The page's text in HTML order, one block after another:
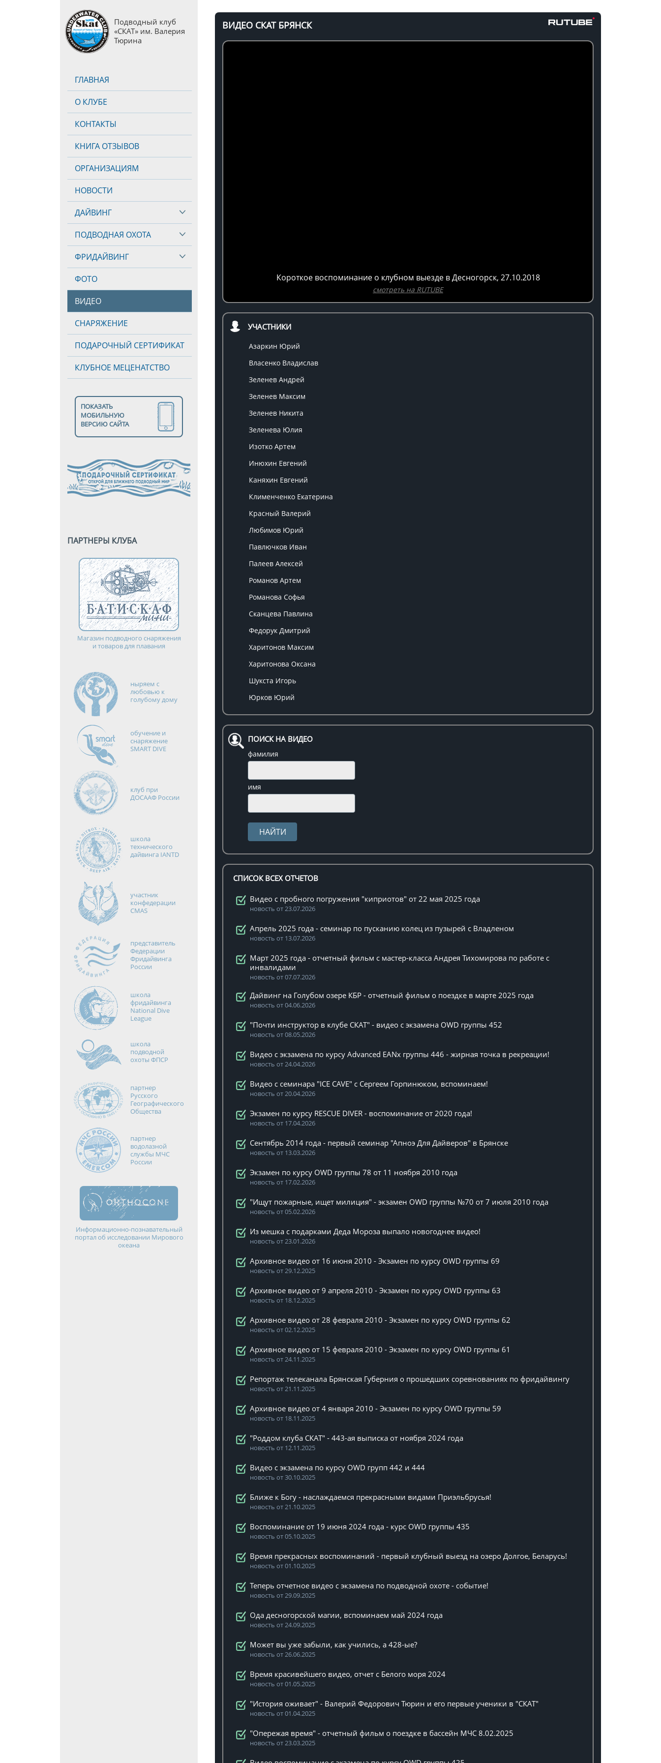
Подводный клуб
«СКАТ» им. Валерия
Тюрина
ГЛАВНАЯ
О КЛУБЕ
КОНТАКТЫ
КНИГА ОТЗЫВОВ
ОРГАНИЗАЦИЯМ
НОВОСТИ
ДАЙВИНГ
ПОДВОДНАЯ ОХОТА
ФРИДАЙВИНГ
ФОТО
ВИДЕО
СНАРЯЖЕНИЕ
ПОДАРОЧНЫЙ СЕРТИФИКАТ
КЛУБНОЕ МЕЦЕНАТСТВО
ПОКАЗАТЬ
МОБИЛЬНУЮ
ВЕРСИЮ САЙТА
ПАРТНЕРЫ КЛУБА
Магазин подводного снаряжения
и товаров для плавания
ныряем с
любовью к
голубому дому
обучение и
снаряжение
SMART DIVE
клуб при
ДОСААФ России
школа
технического
дайвинга IANTD
участник
конфедерации
CMAS
представитель
Федерации
Фридайвинга
России
школа
фридайвинга
National Dive
League
школа
подводной
охоты ФПСР
партнер
Русского
Географического
Общества
партнер
водолазной
службы МЧС
России
Информационно-познавательный
портал об исследовании Мирового
океана
ВИДЕО СКАТ БРЯНСК
Короткое воспоминание о клубном выезде в Десногорск, 27.10.2018
смотреть на RUTUBE
УЧАСТНИКИ
Азаркин Юрий
Власенко Владислав
Зеленев Андрей
Зеленев Максим
Зеленев Никита
Зеленева Юлия
Изотко Артем
Инюхин Евгений
Каняхин Евгений
Клименченко Екатерина
Красный Валерий
Любимов Юрий
Павлючков Иван
Палеев Алексей
Романов Артем
Романова Софья
Сканцева Павлина
Федорук Дмитрий
Харитонов Максим
Харитонова Оксана
Шукста Игорь
Юрков Юрий
ПОИСК НА ВИДЕО
фамилия
имя
СПИСОК ВСЕХ ОТЧЕТОВ
Видео с пробного погружения "киприотов" от 22 мая 2025 года
новость от 23.07.2026
Апрель 2025 года - семинар по пусканию колец из пузырей с Владленом
новость от 13.07.2026
Март 2025 года - отчетный фильм с мастер-класса Андрея Тихомирова по работе с
инвалидами
новость от 07.07.2026
Дайвинг на Голубом озере КБР - отчетный фильм о поездке в марте 2025 года
новость от 04.06.2026
"Почти инструктор в клубе СКАТ" - видео с экзамена OWD группы 452
новость от 08.05.2026
Видео с экзамена по курсу Advanced EANx группы 446 - жирная точка в рекреации!
новость от 24.04.2026
Видео с семинара "ICE CAVE" с Сергеем Горпинюком, вспоминаем!
новость от 20.04.2026
Экзамен по курсу RESCUE DIVER - воспоминание от 2020 года!
новость от 17.04.2026
Сентябрь 2014 года - первый семинар "Апноэ Для Дайверов" в Брянске
новость от 13.03.2026
Экзамен по курсу OWD группы 78 от 11 ноября 2010 года
новость от 17.02.2026
"Ищут пожарные, ищет милиция" - экзамен OWD группы №70 от 7 июля 2010 года
новость от 05.02.2026
Из мешка с подарками Деда Мороза выпало новогоднее видео!
новость от 23.01.2026
Архивное видео от 16 июня 2010 - Экзамен по курсу OWD группы 69
новость от 29.12.2025
Архивное видео от 9 апреля 2010 - Экзамен по курсу OWD группы 63
новость от 18.12.2025
Архивное видео от 28 февраля 2010 - Экзамен по курсу OWD группы 62
новость от 02.12.2025
Архивное видео от 15 февраля 2010 - Экзамен по курсу OWD группы 61
новость от 24.11.2025
Репортаж телеканала Брянская Губерния о прошедших соревнованиях по фридайвингу
новость от 21.11.2025
Архивное видео от 4 января 2010 - Экзамен по курсу OWD группы 59
новость от 18.11.2025
"Роддом клуба СКАТ" - 443-ая выписка от ноября 2024 года
новость от 12.11.2025
Видео с экзамена по курсу OWD групп 442 и 444
новость от 30.10.2025
Ближе к Богу - наслаждаемся прекрасными видами Приэльбрусья!
новость от 21.10.2025
Воспоминание от 19 июня 2024 года - курс OWD группы 435
новость от 05.10.2025
Время прекрасных воспоминаний - первый клубный выезд на озеро Долгое, Беларусь!
новость от 01.10.2025
Теперь отчетное видео с экзамена по подводной охоте - событие!
новость от 29.09.2025
Ода десногорской магии, вспоминаем май 2024 года
новость от 24.09.2025
Может вы уже забыли, как учились, а 428-ые?
новость от 26.06.2025
Время красивейшего видео, отчет с Белого моря 2024
новость от 01.05.2025
"История оживает" - Валерий Федорович Тюрин и его первые ученики в "СКАТ"
новость от 01.04.2025
"Опережая время" - отчетный фильм о поездке в бассейн МЧС 8.02.2025
новость от 23.03.2025